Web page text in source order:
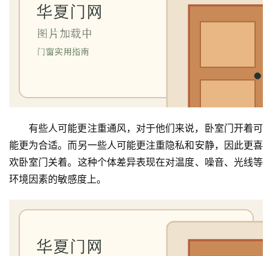
有些人可能更注重通风，对于他们来说，卧室门开着可
能更为合适。而另一些人可能更注重隐私和安静，因此更喜
欢卧室门关着。这种个体差异表现在对温度、噪音、光线等
环境因素的敏感度上。